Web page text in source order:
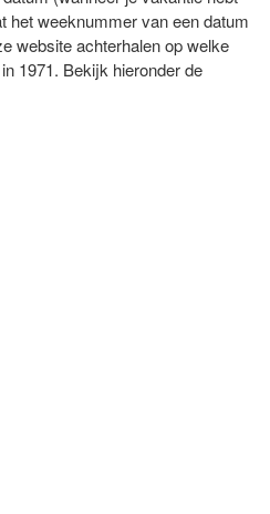
het weeknummer van een datum
website achterhalen op welke
1971. Bekijk hieronder de